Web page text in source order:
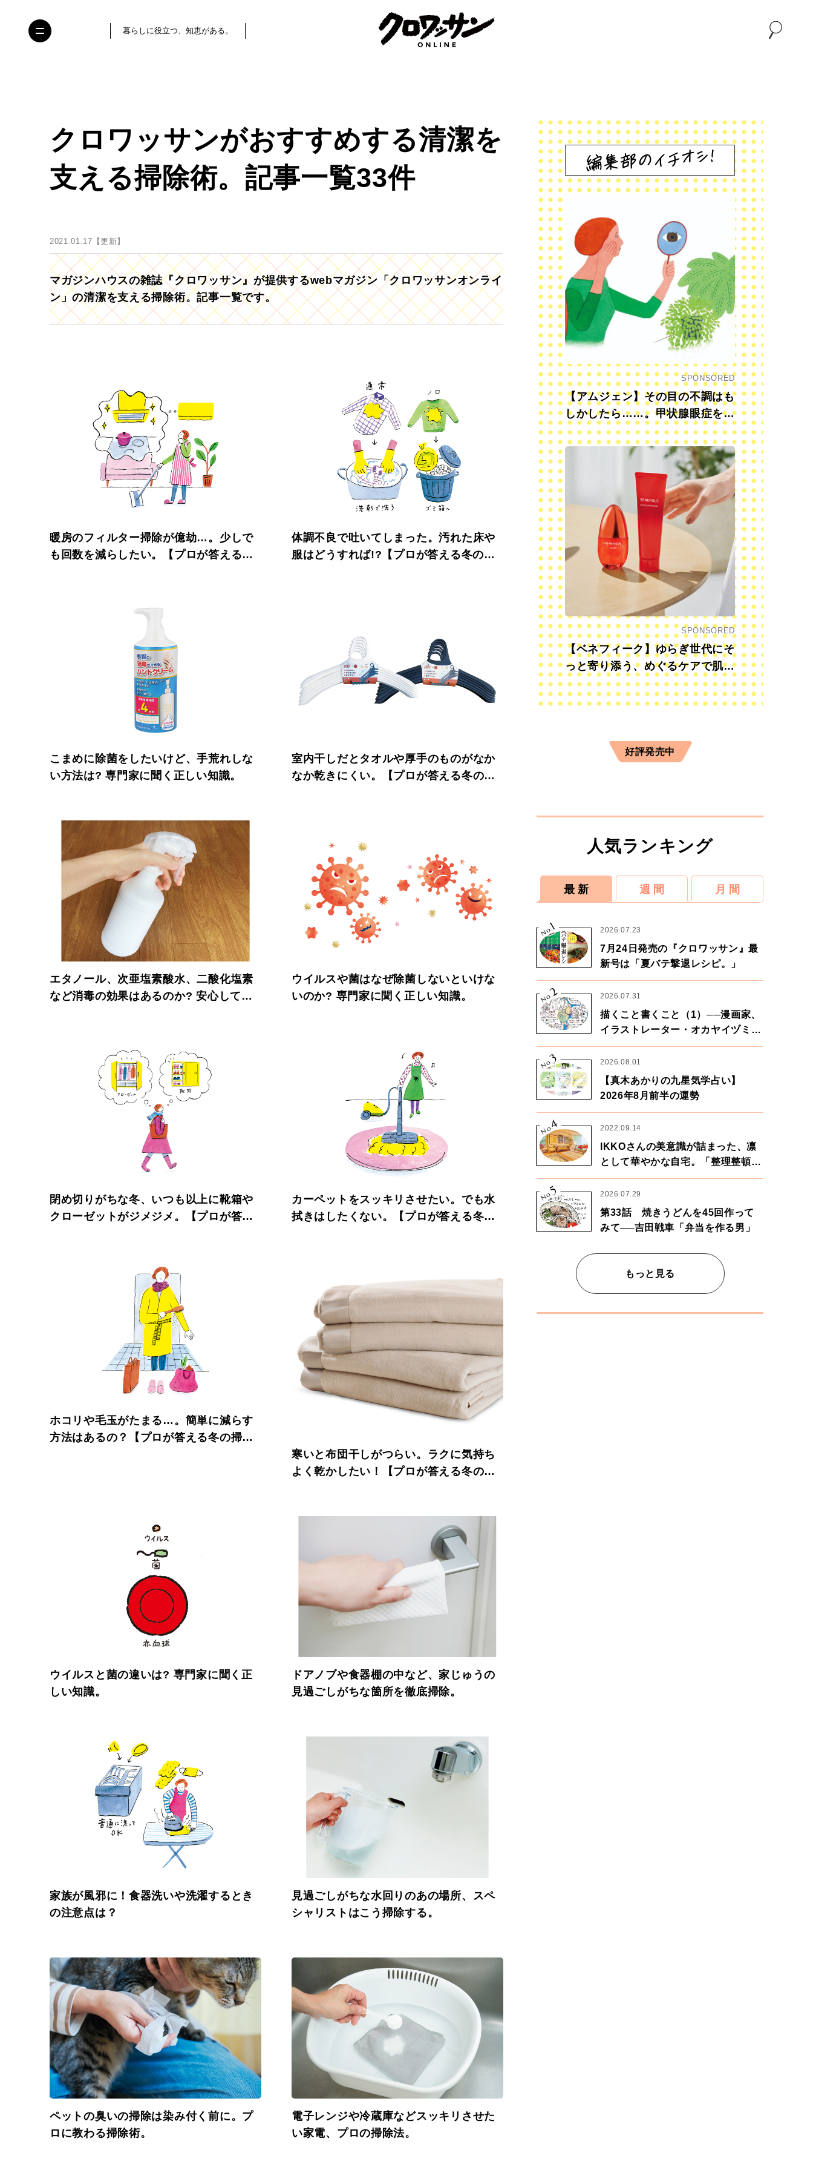
暮らしに役立つ、知恵がある。
クロワッサンがおすすめする清潔を
支える掃除術。記事一覧33件
2021.01.17【更新】
マガジンハウスの雑誌『クロワッサン』が提供するwebマガジン「クロワッサンオンライ
ン」の清潔を支える掃除術。記事一覧です。
暖房のフィルター掃除が億劫…。少しで
も回数を減らしたい。【プロが答える冬
体調不良で吐いてしまった。汚れた床や
服はどうすれば!?【プロが答える冬の掃
こまめに除菌をしたいけど、手荒れしな
い方法は? 専門家に聞く正しい知識。
室内干しだとタオルや厚手のものがなか
なか乾きにくい。【プロが答える冬の掃
エタノール、次亜塩素酸水、二酸化塩素
など消毒の効果はあるのか? 安心して使
ウイルスや菌はなぜ除菌しないといけな
いのか? 専門家に聞く正しい知識。
閉め切りがちな冬、いつも以上に靴箱や
クローゼットがジメジメ。【プロが答え
カーペットをスッキリさせたい。でも水
拭きはしたくない。【プロが答える冬の
ホコリや毛玉がたまる…。簡単に減らす
方法はあるの？【プロが答える冬の掃除
寒いと布団干しがつらい。ラクに気持ち
よく乾かしたい！【プロが答える冬の掃
ウイルスと菌の違いは? 専門家に聞く正
しい知識。
ドアノブや食器棚の中など、家じゅうの
見過ごしがちな箇所を徹底掃除。
家族が風邪に！食器洗いや洗濯するとき
の注意点は？
見過ごしがちな水回りのあの場所、スペ
シャリストはこう掃除する。
ペットの臭いの掃除は染み付く前に。プ
ロに教わる掃除術。
電子レンジや冷蔵庫などスッキリさせた
い家電、プロの掃除法。
SPONSORED
【アムジェン】その目の不調はも
しかしたら……。甲状腺眼症を知
っていますか？
SPONSORED
【ベネフィーク】ゆらぎ世代にそ
っと寄り添う、めぐるケアで肌も
心も前向きに
好評発売中
人気ランキング
最 新 週 間 月 間
No.
1 2026.07.23
7月24日発売の『クロワッサン』最
新号は「夏バテ撃退レシピ。」
No.2 2026.07.31
描くこと書くこと（1）──漫画家、
イラストレーター・オカヤイヅミさ
ん×漫画家・鶴谷香央理さん
No.
3 2026.08.01
【真木あかりの九星気学占い】
2026年8月前半の運勢
No.
4 2022.09.14
IKKOさんの美意識が詰まった、凛
として華やかな自宅。「整理整頓は
心のリズムが乱されないための作
業」。
No.
5 2026.07.29
第33話 焼きうどんを45回作って
みて──吉田戦車「弁当を作る男」
もっと見る